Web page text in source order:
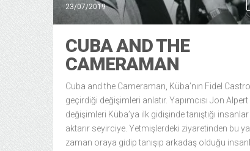
23/07/2019
CUBA AND THE
CAMERAMAN
Cuba and the Cameraman, Küba’nın Fidel
geçirdiği değişimleri anlatır. Yapımcısı Jon Alpert
değişimleri Küba’ya ilk gidişinde tanıştığı
aktarır seyirciye. Yetmişlerdeki ziyaretinden bu
zaman oraya gidip tanışıp arkadaş olduğu